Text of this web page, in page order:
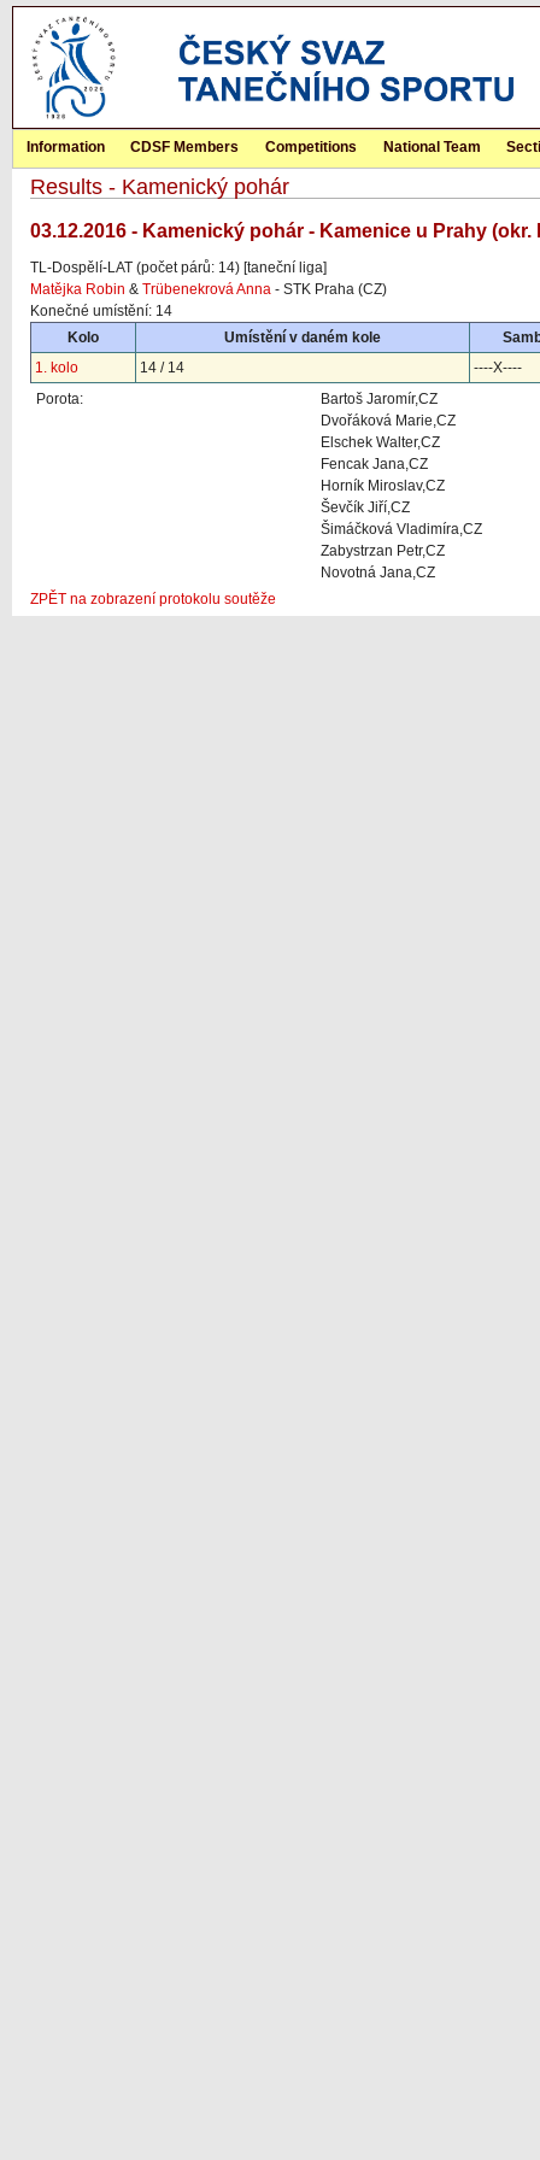
Information CDSF Members Competitions National Team
Results - Kamenický pohár
03.12.2016 - Kamenický pohár - Kamenice u Prahy (okr.
TL-Dospělí-LAT (počet párů: 14) [taneční liga]
Matějka Robin & Trübenekrová Anna - STK Praha (CZ)
Konečné umístění: 14
Kolo
Umístění v daném kole
1. kolo
14 / 14
----X----
Porota:
Bartoš Jaromír,CZ
Dvořáková Marie,CZ
Elschek Walter,CZ
Fencak Jana,CZ
Horník Miroslav,CZ
Ševčík Jiří,CZ
Šimáčková Vladimíra,CZ
Zabystrzan Petr,CZ
Novotná Jana,CZ
ZPĚT na zobrazení protokolu soutěže